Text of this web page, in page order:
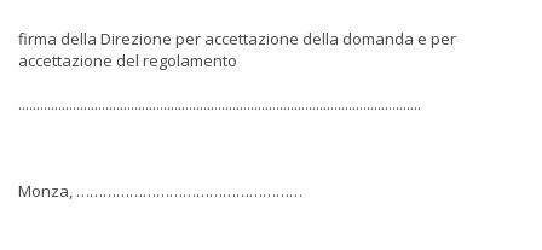
firma della Direzione per accettazione della domanda e per
accettazione del regolamento
...............................................................................................................
Monza, ……………………………………………